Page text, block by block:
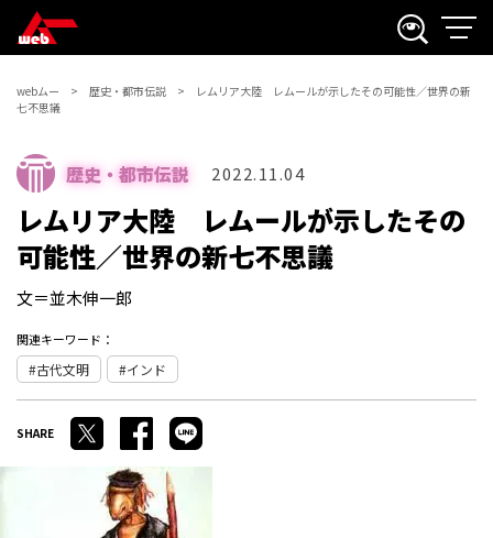
webムー 歴史・都市伝説
レムリア大陸 レムールが示したその可能性／世界の新
七不思議
歴史・都市伝説 2022.11.04
レムリア大陸 レムールが示したその
可能性／世界の新七不思議
文＝並木伸一郎
関連キーワード：
古代文明 インド